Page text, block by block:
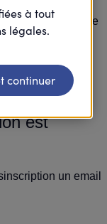
un email de
de
est
un email
à tout
légales.
continuer